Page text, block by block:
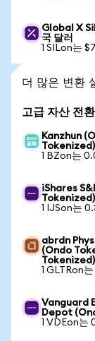
Global X
국 달러
1 SILon는
더 많은 변환
고급 자산 전환
Kanzhun
Tokenized)
1 BZon는
iShares
1 IJSon는
abrdn
(Ondo
Tokenized)
1 GLTRon
Vanguard
Depot
1 VDEon는